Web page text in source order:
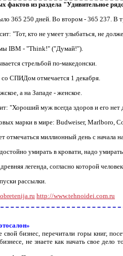
фактов из раздела "Удивительное
365 250 дней. Во втором - 365 237. В
"Тот, кто не умеет улыбаться, не
IBM - "Think!" ("Думай!").
стрельбой по-македонски.
СПИДом отмечается 1 декабря.
а на Западе - женское.
"Хороший муж всегда здоров и его нет
марки в мире: Budweiser, Marlboro,
отмечаться миллионный день с начала
умирать в кровати, надо
легенда, согласно которой
рассылки.
http://www.tehnoidei.com.ru
бизнес, перечитали горы книг,
не знаете как начать свое дело